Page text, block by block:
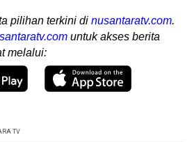
pilihan terkini di nusantaratv.com.
untuk akses berita
melalui:
TV